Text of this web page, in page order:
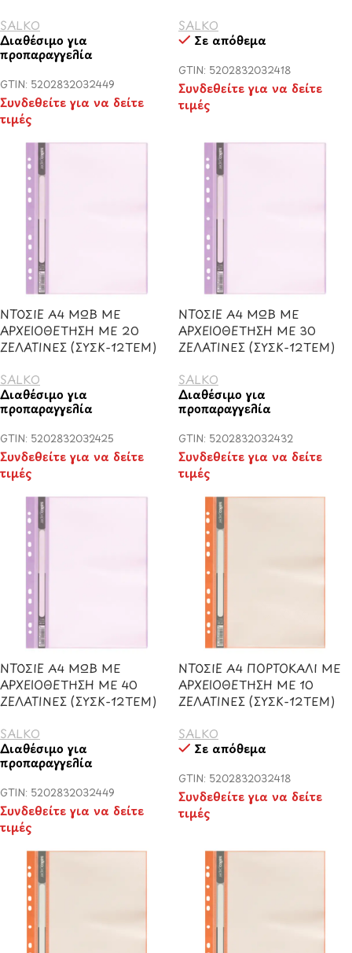
SALKO
Διαθέσιμο για
προπαραγγελία
GTIN: 5202832032449
Συνδεθείτε για να δείτε
τιμές
SALKO
Σε απόθεμα
GTIN: 5202832032418
Συνδεθείτε για να δείτε
τιμές
ΝΤΟΣΙΕ Α4 ΜΩΒ ΜΕ
ΑΡΧΕΙΟΘΕΤΗΣΗ ΜΕ 20
ΖΕΛΑΤΙΝΕΣ (ΣΥΣΚ-12ΤΕΜ)
SALKO
Διαθέσιμο για
προπαραγγελία
GTIN: 5202832032425
Συνδεθείτε για να δείτε
τιμές
ΝΤΟΣΙΕ Α4 ΜΩΒ ΜΕ
ΑΡΧΕΙΟΘΕΤΗΣΗ ΜΕ 30
ΖΕΛΑΤΙΝΕΣ (ΣΥΣΚ-12ΤΕΜ)
SALKO
Διαθέσιμο για
προπαραγγελία
GTIN: 5202832032432
Συνδεθείτε για να δείτε
τιμές
ΝΤΟΣΙΕ Α4 ΜΩΒ ΜΕ
ΑΡΧΕΙΟΘΕΤΗΣΗ ΜΕ 40
ΖΕΛΑΤΙΝΕΣ (ΣΥΣΚ-12ΤΕΜ)
SALKO
Διαθέσιμο για
προπαραγγελία
GTIN: 5202832032449
Συνδεθείτε για να δείτε
τιμές
ΝΤΟΣΙΕ Α4 ΠΟΡΤΟΚΑΛΙ ΜΕ
ΑΡΧΕΙΟΘΕΤΗΣΗ ΜΕ 10
ΖΕΛΑΤΙΝΕΣ (ΣΥΣΚ-12ΤΕΜ)
SALKO
Σε απόθεμα
GTIN: 5202832032418
Συνδεθείτε για να δείτε
τιμές